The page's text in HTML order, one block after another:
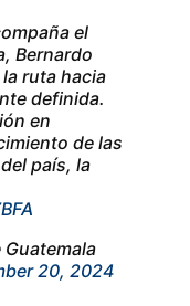
el
Bernardo
ruta hacia
definida.
en
de las
país, la
20, 2024